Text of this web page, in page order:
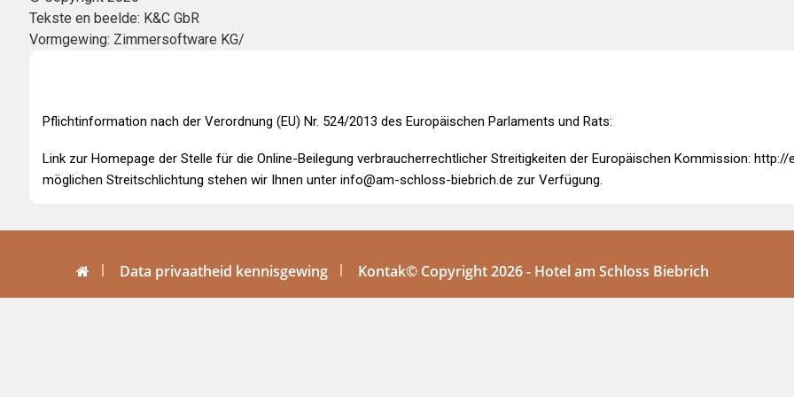
Tekste en beelde: K&C GbR
Vormgewing: Zimmersoftware KG/
Pflichtinformation nach der Verordnung (EU) Nr. 524/2013 des Europäischen Parlaments und Rats:
Link zur Homepage der Stelle für die Online-Beilegung verbraucherrechtlicher Streitigkeiten der Europäischen Kommission: http://
möglichen Streitschlichtung stehen wir Ihnen unter info@am-schloss-biebrich.de zur Verfügung.
Data privaatheid kennisgewing Kontak© Copyright 2026 - Hotel am Schloss Biebrich